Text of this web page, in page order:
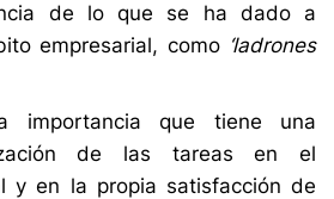
de lo que se ha dado a
empresarial, como ‘ladrones
que tiene una
de las tareas en el
y en la propia satisfacción de